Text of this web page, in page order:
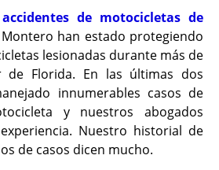
de motocicletas de
Montero han estado protegiendo
lesionadas durante más de
Florida. En las últimas dos
innumerables casos de
y nuestros abogados
Nuestro historial de
de casos dicen mucho.